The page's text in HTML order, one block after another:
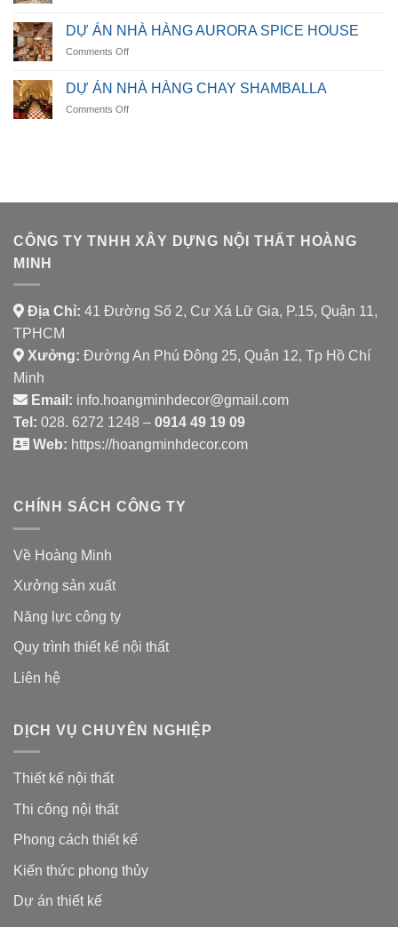
ÁN
NHÀ
HÀNG
DINING
DỰ ÁN NHÀ HÀNG AURORA SPICE HOUSE
Comments Offon
ÁN
NHÀ
HÀNG
DỰ ÁN NHÀ HÀNG CHAY SHAMBALLA
Comments Offon
CÔNG TY TNHH XÂY DỰNG NỘI THẤT HOÀNG
MINH
Địa Chỉ: 41 Đường Số 2, Cư Xá Lữ Gia, P.15, Quận 11,
TPHCM
Xưởng: Đường An Phú Đông 25, Quận 12, Tp Hồ Chí
Minh
Email: info.hoangminhdecor@gmail.com
Tel: 028. 6272 1248 – 0914 49 19 09
Web: https://hoangminhdecor.com
CHÍNH SÁCH CÔNG TY
Về Hoàng Minh
Xưởng sản xuất
Năng lực công ty
Quy trình thiết kế nội thất
Liên hệ
DỊCH VỤ CHUYÊN NGHIỆP
Thiết kế nội thất
Thi công nội thất
Phong cách thiết kế
Kiến thức phong thủy
Dự án thiết kế